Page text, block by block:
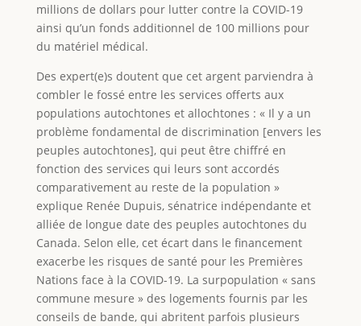
millions de dollars pour lutter contre la COVID-19
ainsi qu’un fonds additionnel de 100 millions pour
du matériel médical.
Des expert(e)s doutent que cet argent parviendra à
combler le fossé entre les services offerts aux
populations autochtones et allochtones : « Il y a un
problème fondamental de discrimination [envers les
peuples autochtones], qui peut être chiffré en
fonction des services qui leurs sont accordés
comparativement au reste de la population »
explique Renée Dupuis, sénatrice indépendante et
alliée de longue date des peuples autochtones du
Canada. Selon elle, cet écart dans le financement
exacerbe les risques de santé pour les Premières
Nations face à la COVID-19. La surpopulation « sans
commune mesure » des logements fournis par les
conseils de bande, qui abritent parfois plusieurs